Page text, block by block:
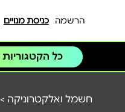
הרשמה כניסת מנויים
כל הקטגוריות
חשמל ואלקטרוניקה >